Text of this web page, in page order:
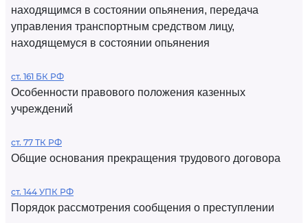
находящимся в состоянии опьянения, передача
управления транспортным средством лицу,
находящемуся в состоянии опьянения
ст. 161 БК РФ
Особенности правового положения казенных
учреждений
ст. 77 ТК РФ
Общие основания прекращения трудового договора
ст. 144 УПК РФ
Порядок рассмотрения сообщения о преступлении